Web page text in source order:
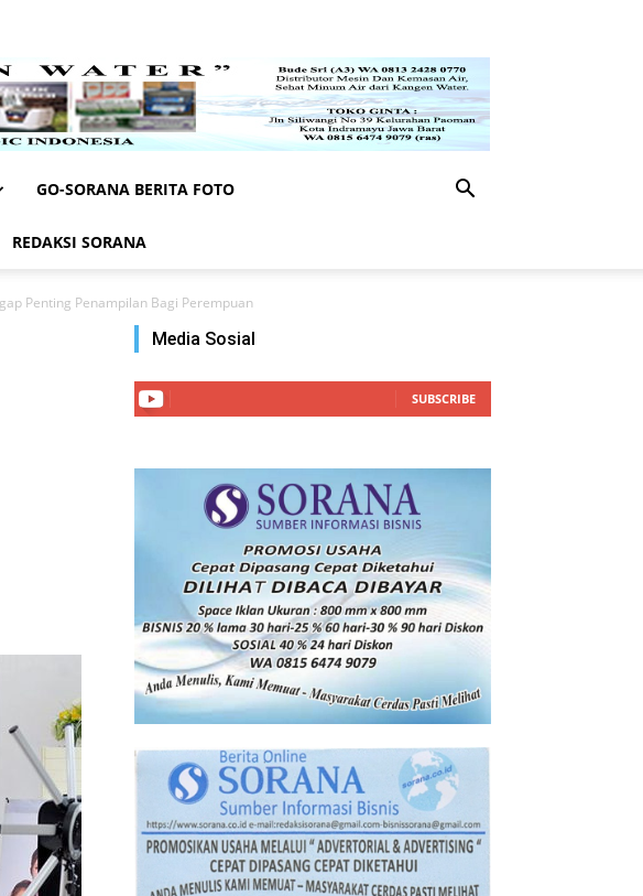
GO-SORANA BERITA FOTO
REDAKSI SORANA
Penting Penampilan Bagi Perempuan
Media Sosial
SUBSCRIBE